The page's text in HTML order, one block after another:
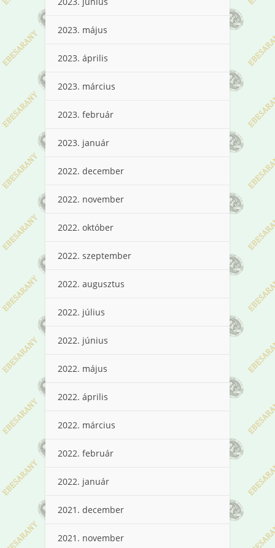
2023. május
2023. április
2023. március
2023. február
2023. január
2022. december
2022. november
2022. október
2022. szeptember
2022. augusztus
2022. július
2022. június
2022. május
2022. április
2022. március
2022. február
2022. január
2021. december
2021. november